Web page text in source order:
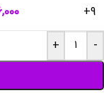
9+
-
+